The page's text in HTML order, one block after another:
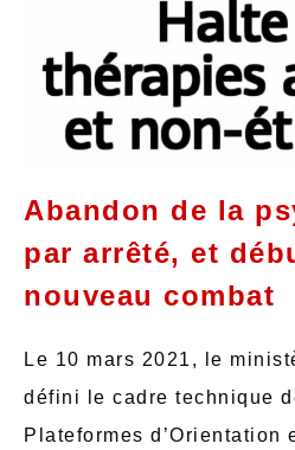
Abandon de la
par arrêté, et
nouveau combat
Le 10 mars 2021, le
défini le cadre technique
Plateformes d’Orientation